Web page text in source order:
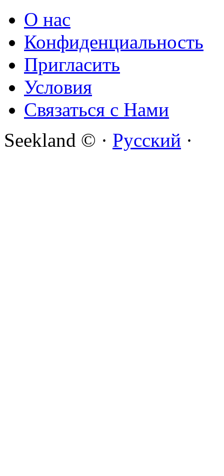
О нас
Конфиденциальность
Пригласить
Условия
Связаться с Нами
Seekland © · Русский ·